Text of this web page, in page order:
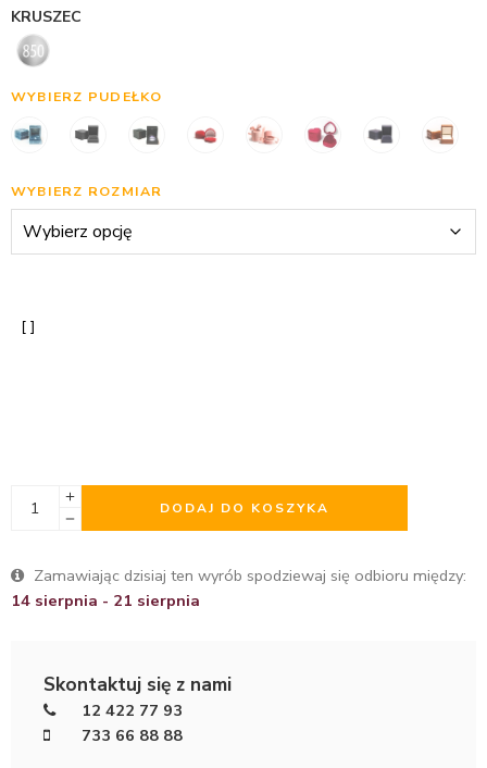
KRUSZEC
WYBIERZ PUDEŁKO
WYBIERZ ROZMIAR
DODAJ DO KOSZYKA
Zamawiając dzisiaj ten wyrób spodziewaj się odbioru między:
14 sierpnia - 21 sierpnia
Skontaktuj się z nami
12 422 77 93
733 66 88 88